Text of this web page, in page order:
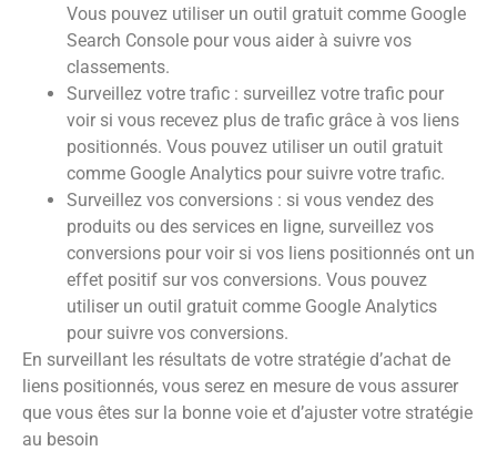
Vous pouvez utiliser un outil gratuit comme Google
Search Console pour vous aider à suivre vos
classements.
Surveillez votre trafic : surveillez votre trafic pour
voir si vous recevez plus de trafic grâce à vos liens
positionnés. Vous pouvez utiliser un outil gratuit
comme Google Analytics pour suivre votre trafic.
Surveillez vos conversions : si vous vendez des
produits ou des services en ligne, surveillez vos
conversions pour voir si vos liens positionnés ont un
effet positif sur vos conversions. Vous pouvez
utiliser un outil gratuit comme Google Analytics
pour suivre vos conversions.
En surveillant les résultats de votre stratégie d’achat de
liens positionnés, vous serez en mesure de vous assurer
que vous êtes sur la bonne voie et d’ajuster votre stratégie
au besoin